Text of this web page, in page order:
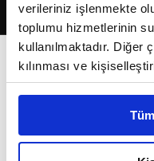
verileriniz işlenmekte
toplumu hizmetlerinin
kullanılmaktadır. Diğer
kılınması ve
reklam/pazarlama
Çerezlere ilişkin
belirleyebilirsiniz.